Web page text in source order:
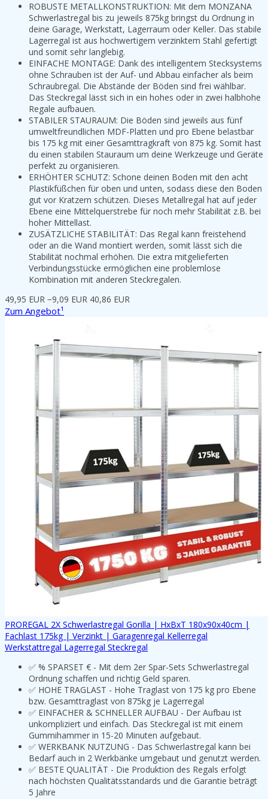
ROBUSTE METALLKONSTRUKTION: Mit dem MONZANA
Schwerlastregal bis zu jeweils 875kg bringst du Ordnung in
deine Garage, Werkstatt, Lagerraum oder Keller. Das stabile
Lagerregal ist aus hochwertigem verzinktem Stahl gefertigt
und somit sehr langlebig.
EINFACHE MONTAGE: Dank des intelligentem Stecksystems
ohne Schrauben ist der Auf- und Abbau einfacher als beim
Schraubregal. Die Abstände der Böden sind frei wählbar.
Das Steckregal lässt sich in ein hohes oder in zwei halbhohe
Regale aufbauen.
STABILER STAURAUM: Die Böden sind jeweils aus fünf
umweltfreundlichen MDF-Platten und pro Ebene belastbar
bis 175 kg mit einer Gesamttragkraft von 875 kg. Somit hast
du einen stabilen Stauraum um deine Werkzeuge und Geräte
perfekt zu organisieren.
ERHÖHTER SCHUTZ: Schone deinen Boden mit den acht
Plastikfüßchen für oben und unten, sodass diese den Boden
gut vor Kratzern schützen. Dieses Metallregal hat auf jeder
Ebene eine Mittelquerstrebe für noch mehr Stabilität z.B. bei
hoher Mittellast.
ZUSÄTZLICHE STABILITÄT: Das Regal kann freistehend
oder an die Wand montiert werden, somit lässt sich die
Stabilität nochmal erhöhen. Die extra mitgelieferten
Verbindungsstücke ermöglichen eine problemlose
Kombination mit anderen Steckregalen.
49,95 EUR −9,09 EUR 40,86 EUR
Zum Angebot¹
PROREGAL 2X Schwerlastregal Gorilla | HxBxT 180x90x40cm |
Fachlast 175kg | Verzinkt | Garagenregal Kellerregal
Werkstattregal Lagerregal Steckregal
✅ % SPARSET € - Mit dem 2er Spar-Sets Schwerlastregal
Ordnung schaffen und richtig Geld sparen.
✅ HOHE TRAGLAST - Hohe Traglast von 175 kg pro Ebene
bzw. Gesamttraglast von 875kg je Lagerregal
✅ EINFACHER & SCHNELLER AUFBAU - Der Aufbau ist
unkompliziert und einfach. Das Steckregal ist mit einem
Gummihammer in 15-20 Minuten aufgebaut.
✅ WERKBANK NUTZUNG - Das Schwerlastregal kann bei
Bedarf auch in 2 Werkbänke umgebaut und genutzt werden.
✅ BESTE QUALITÄT - Die Produktion des Regals erfolgt
nach höchsten Qualitätsstandards und die Garantie beträgt
5 Jahre